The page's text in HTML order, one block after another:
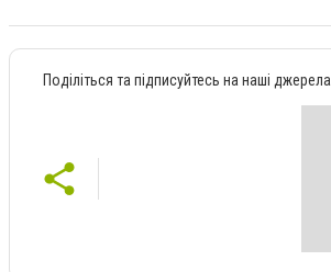
Поділіться та підписуйтесь на наші джерела